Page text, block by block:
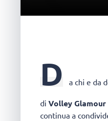
D a chi e da
di Volley
continua a